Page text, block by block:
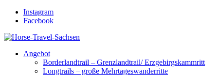
Instagram
Facebook
Angebot
Borderlandtrail – Grenzlandtrail/ Erzgebirgskammritt
Longtrails – große Mehrtageswanderritte